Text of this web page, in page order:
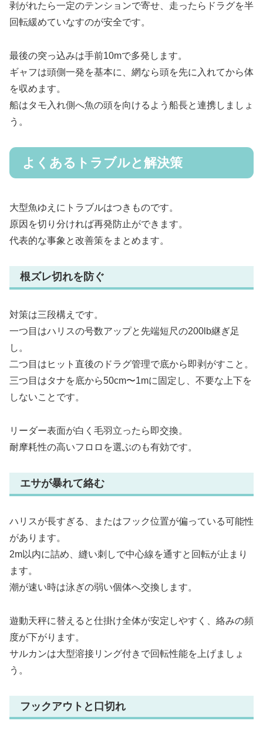
剥がれたら一定のテンションで寄せ、走ったらドラグを半
回転緩めていなすのが安全です。
最後の突っ込みは手前10mで多発します。
ギャフは頭側一発を基本に、網なら頭を先に入れてから体
を収めます。
船はタモ入れ側へ魚の頭を向けるよう船長と連携しましょ
う。
よくあるトラブルと解決策
大型魚ゆえにトラブルはつきものです。
原因を切り分ければ再発防止ができます。
代表的な事象と改善策をまとめます。
根ズレ切れを防ぐ
対策は三段構えです。
一つ目はハリスの号数アップと先端短尺の200lb継ぎ足
し。
二つ目はヒット直後のドラグ管理で底から即剥がすこと。
三つ目はタナを底から50cm〜1mに固定し、不要な上下を
しないことです。
リーダー表面が白く毛羽立ったら即交換。
耐摩耗性の高いフロロを選ぶのも有効です。
エサが暴れて絡む
ハリスが長すぎる、またはフック位置が偏っている可能性
があります。
2m以内に詰め、縫い刺しで中心線を通すと回転が止まり
ます。
潮が速い時は泳ぎの弱い個体へ交換します。
遊動天秤に替えると仕掛け全体が安定しやすく、絡みの頻
度が下がります。
サルカンは大型溶接リング付きで回転性能を上げましょ
う。
フックアウトと口切れ